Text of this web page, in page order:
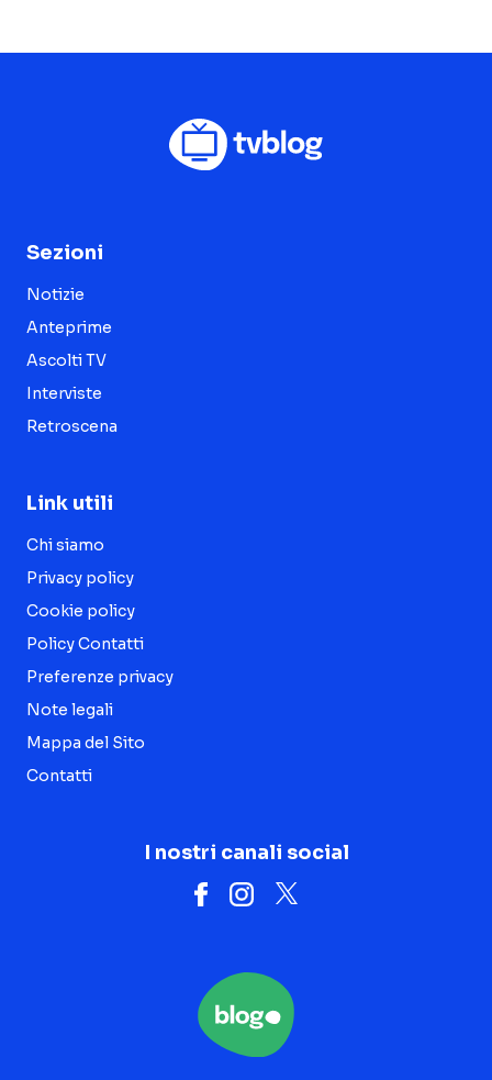
Sezioni
Notizie
Anteprime
Ascolti TV
Interviste
Retroscena
Link utili
Chi siamo
Privacy policy
Cookie policy
Policy Contatti
Preferenze privacy
Note legali
Mappa del Sito
Contatti
I nostri canali social